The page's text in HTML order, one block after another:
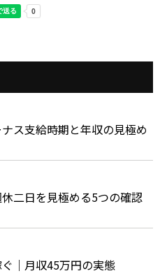
ス支給時期と年収の見極め
二日を見極める5つの確認
｜月収45万円の実態